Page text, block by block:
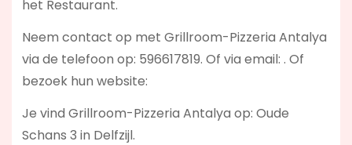
het Restaurant.
Neem contact op met Grillroom-Pizzeria Antalya
via de telefoon op: 596617819. Of via email: . Of
bezoek hun website:
Je vind Grillroom-Pizzeria Antalya op: Oude
Schans 3 in Delfzijl.